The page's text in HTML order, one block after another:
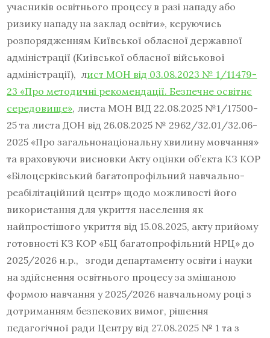
учасників освітнього процесу в разі нападу або
ризику нападу на заклад освіти», керуючись
розпорядженням Київської обласної державної
адміністрації (Київської обласної військової
адміністрації), лист МОН від 03.08.2023 № 1/11479-
23 «Про методичні рекомендації. Безпечне освітнє
середовище», листа МОН ВІД 22.08.2025 №1/17500-
25 та листа ДОН від 26.08.2025 № 2962/32.01/32.06-
2025 «Про загальнонаціональну хвилину мовчання»
та враховуючи висновки Акту оцінки об’єкта КЗ КОР
«Білоцерківський багатопрофільний навчально-
реабілітаційний центр» щодо можливості його
використання для укриття населення як
найпростішого укриття від 15.08.2025, акту прийому
готовності КЗ КОР «БЦ багатопрофільний НРЦ» до
2025/2026 н.р., згоди департаменту освіти і науки
на здійснення освітнього процесу за змішаною
формою навчання у 2025/2026 навчальному році з
дотриманням безпекових вимог, рішення
педагогічної ради Центру від 27.08.2025 № 1 та з